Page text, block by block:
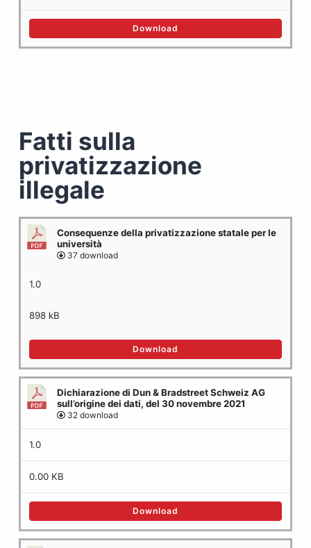
Download
Fatti sulla
privatizzazione
illegale
Consequenze della privatizzazione statale per le
università
37 download
1.0
898 kB
Download
Dichiarazione di Dun & Bradstreet Schweiz AG
sull’origine dei dati, del 30 novembre 2021
32 download
1.0
0.00 KB
Download